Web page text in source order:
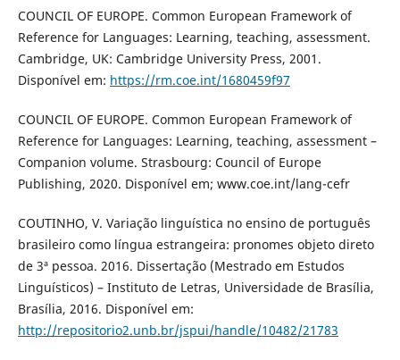
COUNCIL OF EUROPE. Common European Framework of
Reference for Languages: Learning, teaching, assessment.
Cambridge, UK: Cambridge University Press, 2001.
Disponível em: https://rm.coe.int/1680459f97
COUNCIL OF EUROPE. Common European Framework of
Reference for Languages: Learning, teaching, assessment –
Companion volume. Strasbourg: Council of Europe
Publishing, 2020. Disponível em; www.coe.int/lang-cefr
COUTINHO, V. Variação linguística no ensino de português
brasileiro como língua estrangeira: pronomes objeto direto
de 3ª pessoa. 2016. Dissertação (Mestrado em Estudos
Linguísticos) – Instituto de Letras, Universidade de Brasília,
Brasília, 2016. Disponível em:
http://repositorio2.unb.br/jspui/handle/10482/21783